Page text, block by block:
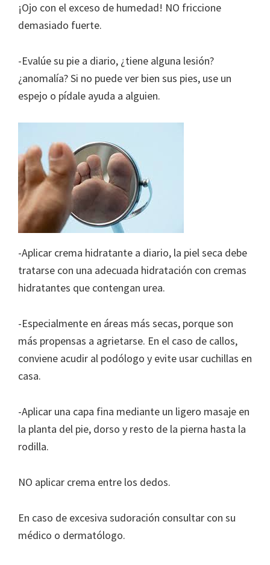
¡Ojo con el exceso de humedad! NO friccione
demasiado fuerte.
-Evalúe su pie a diario, ¿tiene alguna lesión?
¿anomalía? Si no puede ver bien sus pies, use un
espejo o pídale ayuda a alguien.
-Aplicar crema hidratante a diario, la piel seca debe
tratarse con una adecuada hidratación con cremas
hidratantes que contengan urea.
-Especialmente en áreas más secas, porque son
más propensas a agrietarse. En el caso de callos,
conviene acudir al podólogo y evite usar cuchillas en
casa.
-Aplicar una capa fina mediante un ligero masaje en
la planta del pie, dorso y resto de la pierna hasta la
rodilla.
NO aplicar crema entre los dedos.
En caso de excesiva sudoración consultar con su
médico o dermatólogo.